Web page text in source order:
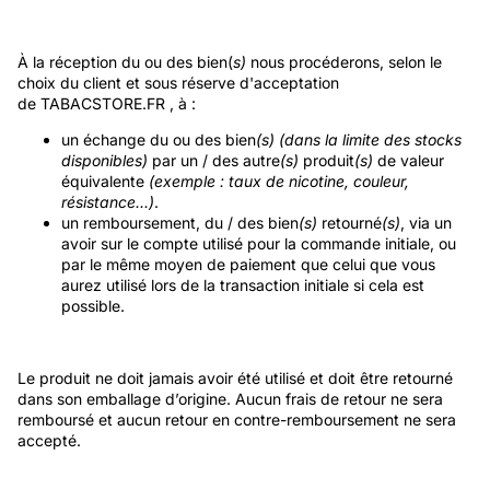
À la réception du ou des bien(s) nous procéderons, selon le
choix du client et sous réserve d'acceptation
de TABACSTORE.FR , à :
un échange du ou des bien(s) (dans la limite des stocks
disponibles) par un / des autre(s) produit(s) de valeur
équivalente (exemple : taux de nicotine, couleur,
résistance...).
un remboursement, du / des bien(s) retourné(s), via un
avoir sur le compte utilisé pour la commande initiale, ou
par le même moyen de paiement que celui que vous
aurez utilisé lors de la transaction initiale si cela est
possible.
Le produit ne doit jamais avoir été utilisé et doit être retourné
dans son emballage d’origine. Aucun frais de retour ne sera
remboursé et aucun retour en contre-remboursement ne sera
accepté.